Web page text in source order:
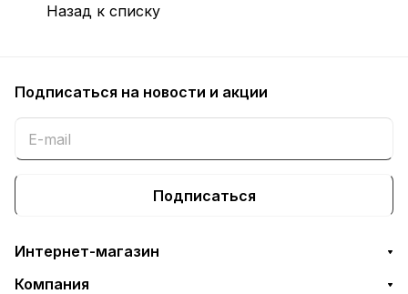
Назад к списку
Подписаться на новости и акции
Подписаться
Интернет-магазин
Компания